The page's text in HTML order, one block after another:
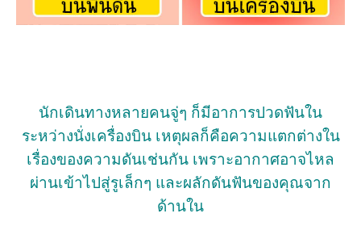
นักเดินทางหลายคนจู่ๆ ก็มีอาการปวดฟันใน
ระหว่างนั่งเครื่องบิน เหตุผลก็คือความแตกต่างใน
เรื่องของความดันเช่นกัน เพราะอากาศอาจไหล
ผ่านเข้าไปสู่รูเล็กๆ และผลักดันฟันของคุณจาก
ด้านใน